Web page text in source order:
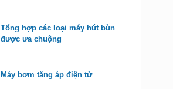
Tổng hợp các loại máy hút bùn
được ưa chuộng
Máy bơm tăng áp điện tử